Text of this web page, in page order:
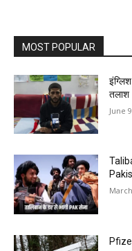
MOST POPULAR
तलाश
June